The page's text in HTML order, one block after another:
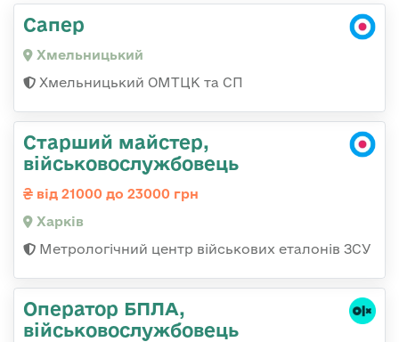
Сапер
Хмельницький
Хмельницький ОМТЦК та СП
Старший майстер,
військовослужбовець
від 21000 до 23000 грн
Харків
Метрологічний центр військових еталонів ЗСУ
Оператор БПЛА,
військовослужбовець